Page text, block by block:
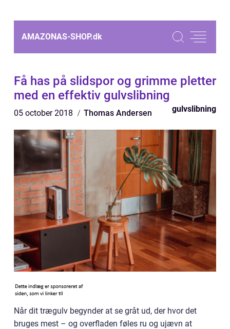
AMAZONAS-SHOP.dk
Få has på slidspor og grimme pletter
med en effektiv gulvslibning
05 october 2018 Thomas Andersen gulvslibning
Når dit trægulv begynder at se gråt ud, der hvor det
bruges mest – og overfladen føles ru og ujævn at